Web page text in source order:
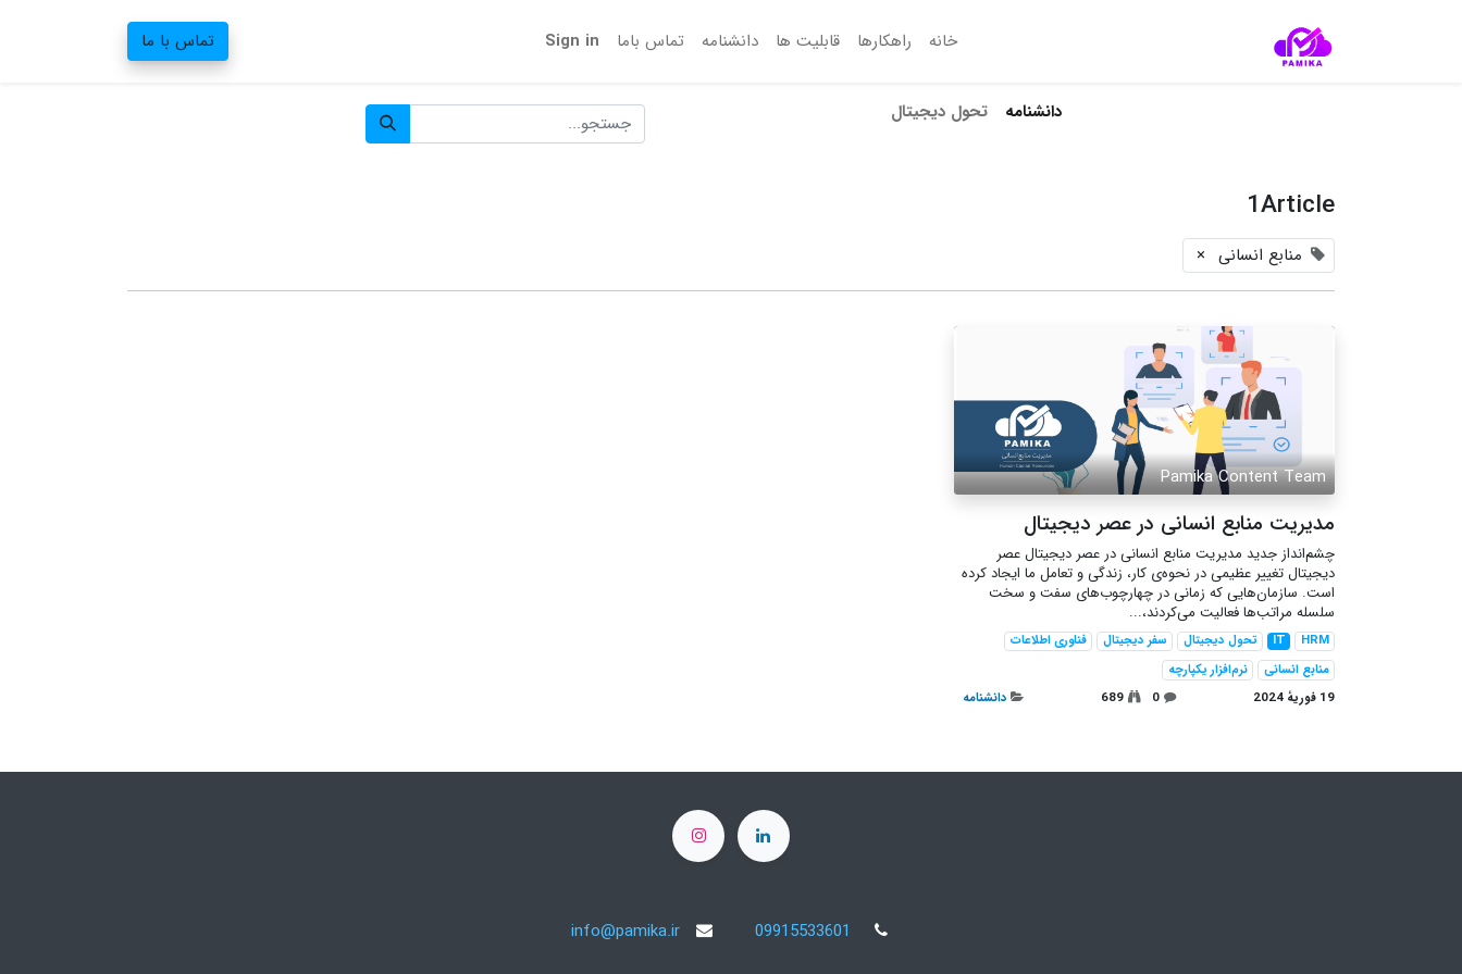
خانه راهکارها قابلیت ها دانشنامه تماس‌ باما Sign in تماس با ما
دانشنامه‌ تحول دیجیتال
1Article
منابع انسانی ×
Pamika Content Team
مدیریت منابع انسانی در عصر دیجیتال
چشم‌انداز جدید مدیریت منابع انسانی در عصر دیجیتال عصر
دیجیتال تغییر عظیمی در نحوه‌ی کار، زندگی و تعامل ما ایجاد کرده
است. سازمان‌هایی که زمانی در چهارچوب‌های سفت و سخت
سلسله‌ مراتب‌ها فعالیت می‌کردند،...
HRM
IT تحول دیجیتال سفر دیجیتال
فناوری اطلاعات
منابع انسانی
نرم‌افزار یکپارچه
19 فوریهٔ 2024
0
689 دانشنامه‌
09915533601
info@pamika.ir